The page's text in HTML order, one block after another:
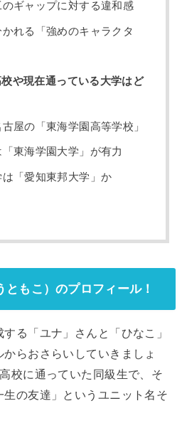
ギャップに対する違和感
れる「強めのキャラクタ
や現在通っている大学はど
屋の「東海学園高等学校」
東海学園大学」が有力
「愛知東邦大学」か
もこ）のプロフィール！
る「ユナ」さんと「ひなこ」
らおさらいしていきましょ
校に通っていた同級生で、そ
の友達」というユニット名そ